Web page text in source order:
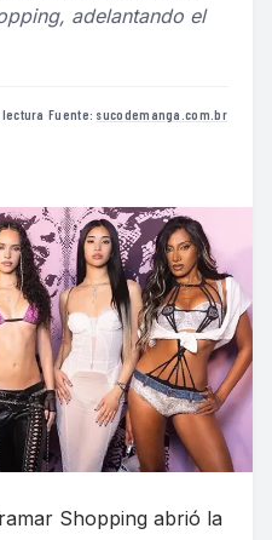
adelantando el
·Fuente: sucodemanga.com.br
Shopping abrió la